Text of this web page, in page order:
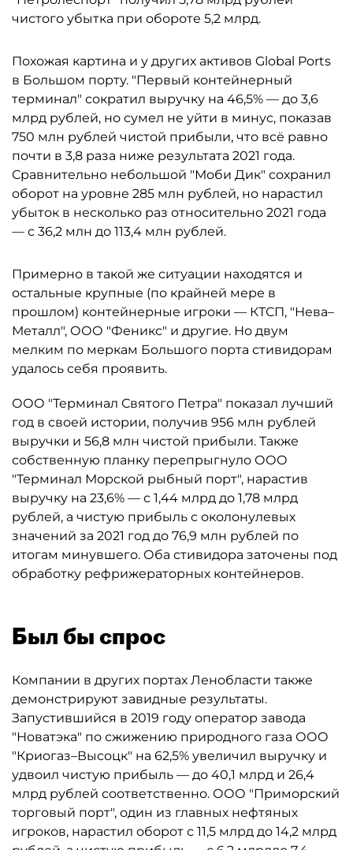
чистого убытка при обороте 5,2 млрд.
Похожая картина и у других активов Global Ports
в Большом порту. "Первый контейнерный
терминал" сократил выручку на 46,5% — до 3,6
млрд рублей, но сумел не уйти в минус, показав
750 млн рублей чистой прибыли, что всё равно
почти в 3,8 раза ниже результата 2021 года.
Сравнительно небольшой "Моби Дик" сохранил
оборот на уровне 285 млн рублей, но нарастил
убыток в несколько раз относительно 2021 года
— с 36,2 млн до 113,4 млн рублей.
Примерно в такой же ситуации находятся и
остальные крупные (по крайней мере в
прошлом) контейнерные игроки — КТСП, "Нева–
Металл", ООО "Феникс" и другие. Но двум
мелким по меркам Большого порта стивидорам
удалось себя проявить.
ООО "Терминал Святого Петра" показал лучший
год в своей истории, получив 956 млн рублей
выручки и 56,8 млн чистой прибыли. Также
собственную планку перепрыгнуло ООО
"Терминал Морской рыбный порт", нарастив
выручку на 23,6% — с 1,44 млрд до 1,78 млрд
рублей, а чистую прибыль с околонулевых
значений за 2021 год до 76,9 млн рублей по
итогам минувшего. Оба стивидора заточены под
обработку рефрижераторных контейнеров.
Был бы спрос
Компании в других портах Ленобласти также
демонстрируют завидные результаты.
Запустившийся в 2019 году оператор завода
"Новатэка" по сжижению природного газа ООО
"Криогаз–Высоцк" на 62,5% увеличил выручку и
удвоил чистую прибыль — до 40,1 млрд и 26,4
млрд рублей соответственно. ООО "Приморский
торговый порт", один из главных нефтяных
игроков, нарастил оборот с 11,5 млрд до 14,2 млрд